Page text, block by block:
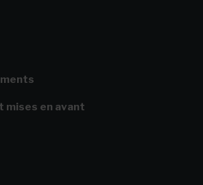
mises en avant